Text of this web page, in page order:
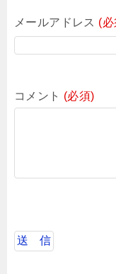
メールアドレス (必
コメント (必須)